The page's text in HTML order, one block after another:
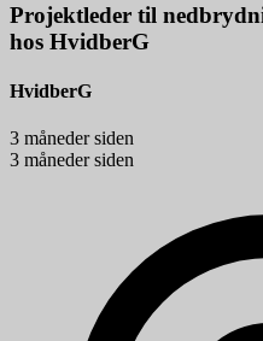
Projektleder til
hos HvidberG
HvidberG
3 måneder siden
3 måneder siden